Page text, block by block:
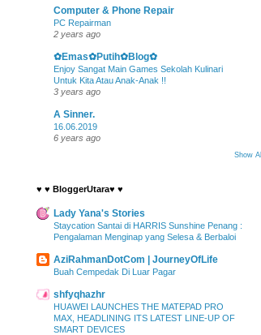
Computer & Phone Repair
PC Repairman
2 years ago
✿Emas✿Putih✿Blog✿
Enjoy Sangat Main Games Sekolah Kulinari
Untuk Kita Atau Anak-Anak !!
3 years ago
A Sinner.
16.06.2019
6 years ago
Show All
♥ ♥ BloggerUtara♥ ♥
Lady Yana's Stories
Staycation Santai di HARRIS Sunshine Penang :
Pengalaman Menginap yang Selesa & Berbaloi
AziRahmanDotCom | JourneyOfLife
Buah Cempedak Di Luar Pagar
shfyqhazhr
HUAWEI LAUNCHES THE MATEPAD PRO
MAX, HEADLINING ITS LATEST LINE-UP OF
SMART DEVICES